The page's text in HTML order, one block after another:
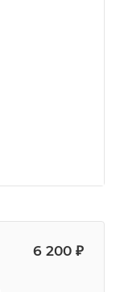
6 200 ₽